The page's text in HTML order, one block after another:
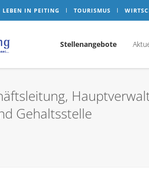
LEBEN IN PEITING TOURISMUS
Stellenangebote
Gehaltsstelle